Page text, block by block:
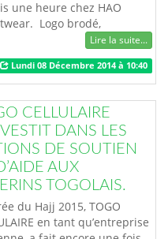
une heure chez HAO
Logo brodé,
de cette collection,
les pièces sont vendues
un chambala. Connectez-
la page Facebook
et bénéficiez en
fin d'année de bons de
La nouvelle collection
qu'a…
Lire la suite...
Lundi 08 Décembre 2014 à 10:40
CELLULAIRE
DANS LES
DE SOUTIEN
AUX
TOGOLAIS.
du Hajj 2015, TOGO
en tant qu’entreprise